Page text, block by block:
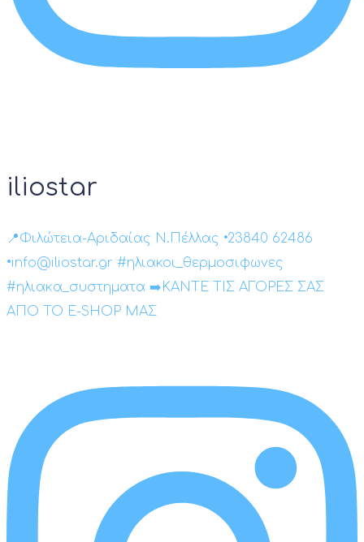
iliostar
📍Φιλώτεια-Αριδαίας Ν.Πέλλας •23840 62486
•info@iliostar.gr #ηλιακοι_θερμοσιφωνες
#ηλιακα_συστηματα ➡️ΚΑΝΤΕ ΤΙΣ ΑΓΟΡΕΣ ΣΑΣ
ΑΠΟ ΤΟ E-SHOP ΜΑΣ